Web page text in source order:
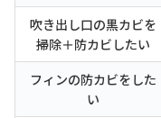
吹き出し口の黒カビを
掃除＋防カビしたい
フィンの防カビをした
い